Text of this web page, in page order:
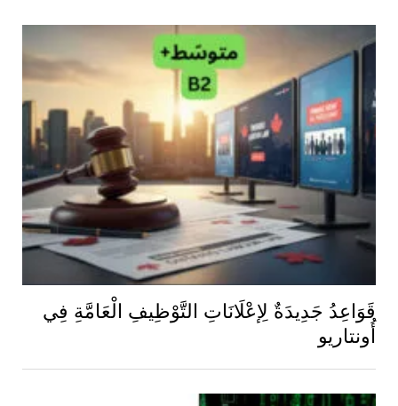
قَوَاعِدُ جَدِيدَةٌ لِإعْلَانَاتِ التَّوْظِيفِ الْعَامَّةِ فِي
أُونتاريو